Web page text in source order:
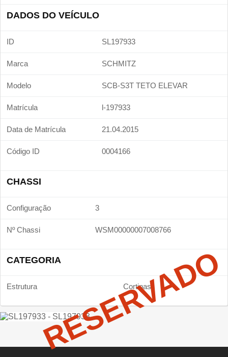
DADOS DO VEÍCULO
ID SL197933
Marca SCHMITZ
Modelo SCB-S3T TETO ELEVAR
Matrícula l-197933
Data de Matrícula 21.04.2015
Código ID 0004166
CHASSI
Configuração 3
Nº Chassi WSM00000007008766
CATEGORIA
Estrutura Cortinas
RESERVADO